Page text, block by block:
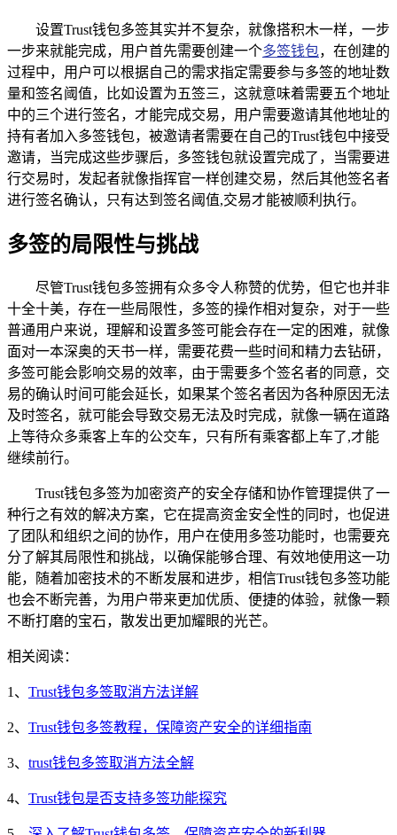
设置Trust钱包多签其实并不复杂，就像搭积木一样，一步
一步来就能完成，用户首先需要创建一个多签钱包，在创建的
过程中，用户可以根据自己的需求指定需要参与多签的地址数
量和签名阈值，比如设置为五签三，这就意味着需要五个地址
中的三个进行签名，才能完成交易，用户需要邀请其他地址的
持有者加入多签钱包，被邀请者需要在自己的Trust钱包中接受
邀请，当完成这些步骤后，多签钱包就设置完成了，当需要进
行交易时，发起者就像指挥官一样创建交易，然后其他签名者
进行签名确认，只有达到签名阈值,交易才能被顺利执行。
多签的局限性与挑战
尽管Trust钱包多签拥有众多令人称赞的优势，但它也并非
十全十美，存在一些局限性，多签的操作相对复杂，对于一些
普通用户来说，理解和设置多签可能会存在一定的困难，就像
面对一本深奥的天书一样，需要花费一些时间和精力去钻研，
多签可能会影响交易的效率，由于需要多个签名者的同意，交
易的确认时间可能会延长，如果某个签名者因为各种原因无法
及时签名，就可能会导致交易无法及时完成，就像一辆在道路
上等待众多乘客上车的公交车，只有所有乘客都上车了,才能
继续前行。
Trust钱包多签为加密资产的安全存储和协作管理提供了一
种行之有效的解决方案，它在提高资金安全性的同时，也促进
了团队和组织之间的协作，用户在使用多签功能时，也需要充
分了解其局限性和挑战，以确保能够合理、有效地使用这一功
能，随着加密技术的不断发展和进步，相信Trust钱包多签功能
也会不断完善，为用户带来更加优质、便捷的体验，就像一颗
不断打磨的宝石，散发出更加耀眼的光芒。
相关阅读：
1、 Trust钱包多签取消方法详解
2、 Trust钱包多签教程，保障资产安全的详细指南
3、 trust钱包多签取消方法全解
4、 Trust钱包是否支持多签功能探究